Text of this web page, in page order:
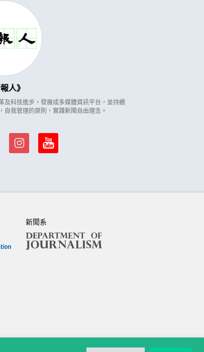
人
及科技進步，發展成多媒體資訊平台，並持續
自我管理的原則，實踐新聞自由理念。
新聞系